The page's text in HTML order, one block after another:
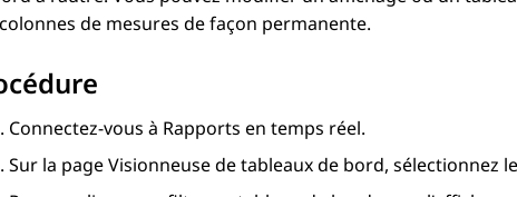
de mesures de façon permanente.
Connectez-vous à Rapports en temps réel.
Sur la pageVisionneuse de tableaux de bord, sélectionnez